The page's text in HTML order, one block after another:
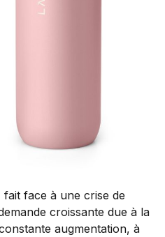
fait face à une crise de
croissante due à la
augmentation, à